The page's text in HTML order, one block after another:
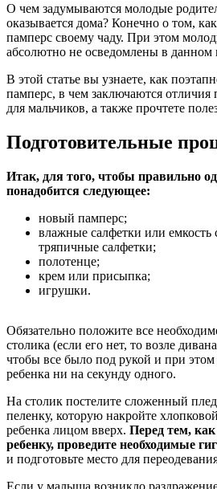
О чем задумываются молодые
оказывается дома? Конечно о том,
памперс своему чаду. При этом
абсолютно не осведомлены в данном
В этой статье вы узнаете, как
памперс, в чем заключаются отличия
для мальчиков, а также прочтете
Подготовительные
Итак, для того, чтобы правильно
понадобится следующее:
новый памперс;
влажные салфетки или емкость
тряпичные салфетки;
полотенце;
крем или присыпка;
игрушки.
Обязательно положите все
столика (если его нет, то возле
чтобы все было под рукой и при
ребенка ни на секунду одного.
На столик постелите сложенный
пеленку, которую накройте
ребенка лицом вверх. Перед тем,
ребенку, проведите необходимые
и подготовьте место для
Если у малыша возникло